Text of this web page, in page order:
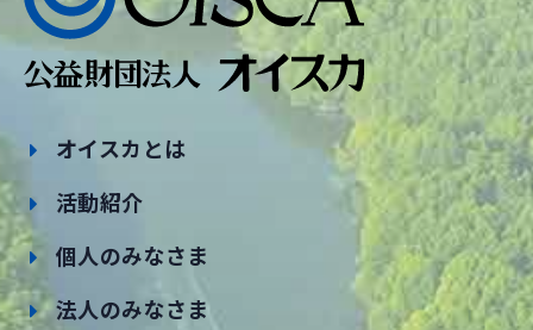
オイスカとは
活動紹介
個人のみなさま
法人のみなさま